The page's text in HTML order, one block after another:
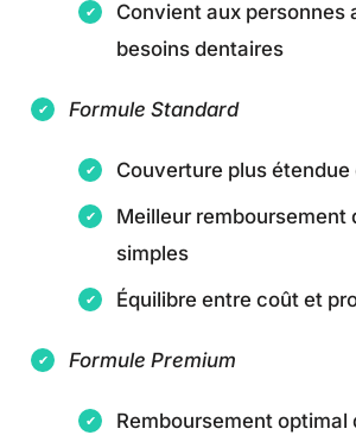
Convient aux personnes
besoins dentaires
Formule Standard
Couverture plus étendue
Meilleur remboursement
simples
Équilibre entre coût et
Formule Premium
Remboursement optimal